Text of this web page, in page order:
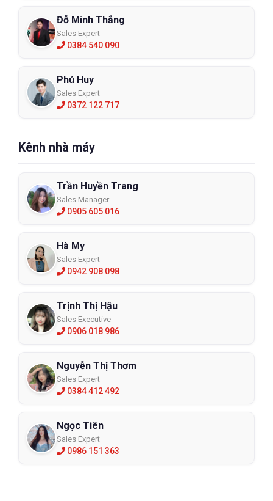
Đỗ Minh Thắng
Sales Expert
0384 540 090
Phú Huy
Sales Expert
0372 122 717
Kênh nhà máy
Trần Huyền Trang
Sales Manager
0905 605 016
Hà My
Sales Expert
0942 908 098
Trịnh Thị Hậu
Sales Executive
0906 018 986
Nguyễn Thị Thơm
Sales Expert
0384 412 492
Ngọc Tiên
Sales Expert
0986 151 363